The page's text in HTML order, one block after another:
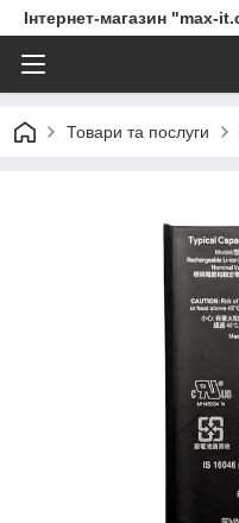
Інтернет-магазин "max-
Товари та послуги